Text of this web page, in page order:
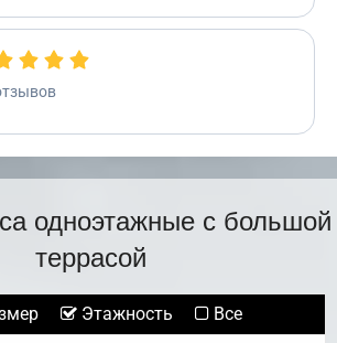
одноэтажные с большой
террасой
Этажность Все